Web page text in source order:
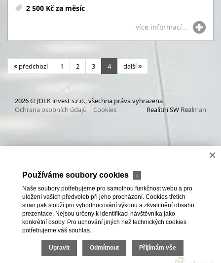
2 500 Kč za měsíc
více informací...
předchozí 1 2 3 4 další
2026 © JOLK invest s.r.o., všechna práva vyhrazena |
Ochrana osobních údajů | Cookies Realitní SW Realman
×
Používáme soubory cookies ℹ
Naše soubory potřebujeme pro samotnou funkčnost webu a pro
uložení vašich předvoleb při jeho procházení. Cookies třetích
stran pak slouží pro vyhodnocování výkonu a zkvalitnění obsahu
prezentace. Nejsou určeny k identifikaci návštěvníka jako
konkrétní osoby. Pro uchování jiných než technických cookies
potřebujeme váš souhlas.
Upravit Odmítnout Přijímám vše